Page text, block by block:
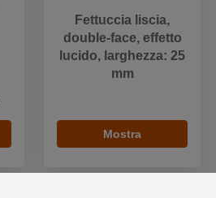
Fettuccia liscia,
double-face, effetto
lucido, larghezza: 25
mm
Mostra